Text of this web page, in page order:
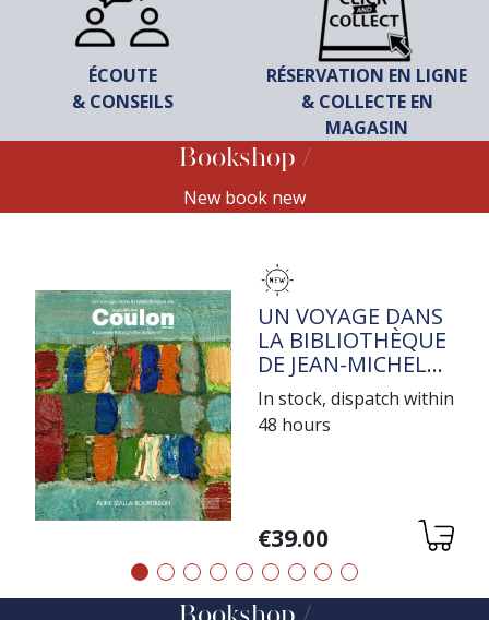
ÉCOUTE
& CONSEILS
RÉSERVATION EN LIGNE
& COLLECTE EN
MAGASIN
Bookshop
New book new
TITRE
UN VOYAGE DANS
LA BIBLIOTHÈQUE
DE JEAN-MICHEL
COULON
In stock, dispatch within
48 hours
Variations
€39.00
Précédent
Suivant
Bookshop